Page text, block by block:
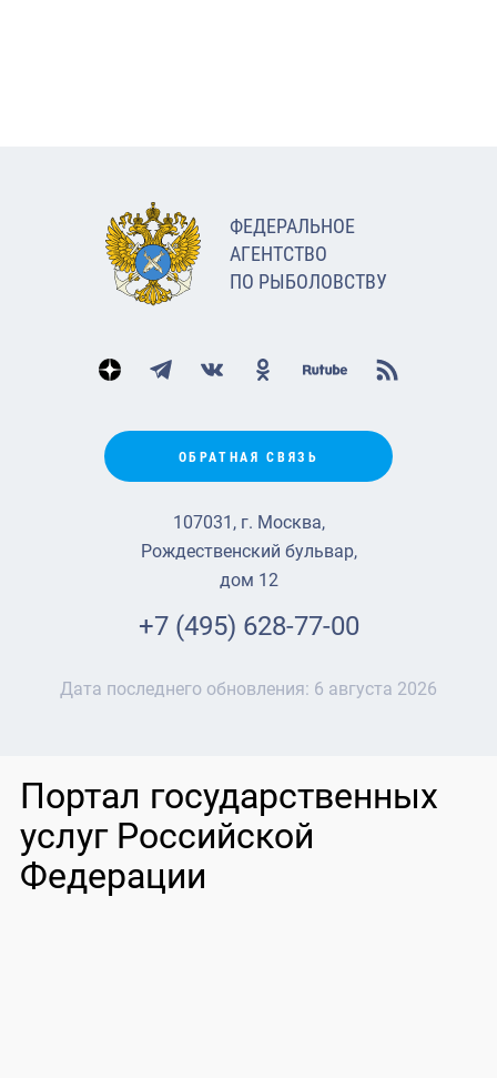
ФЕДЕРАЛЬНОЕ
АГЕНТСТВО
ПО РЫБОЛОВСТВУ
ОБРАТНАЯ СВЯЗЬ
107031, г. Москва,
Рождественский бульвар,
дом 12
+7 (495) 628-77-00
Дата последнего обновления: 6 августа 2026
Портал государственных
услуг Российской
Федерации